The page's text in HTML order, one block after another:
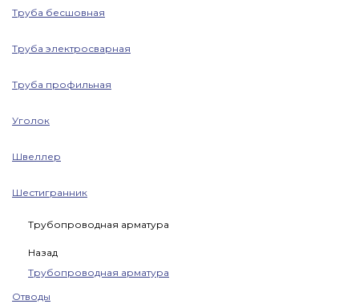
Труба бесшовная
Труба электросварная
Труба профильная
Уголок
Швеллер
Шестигранник
Трубопроводная арматура
Назад
Трубопроводная арматура
Отводы